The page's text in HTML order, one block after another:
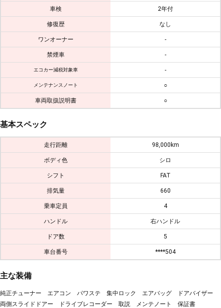
車検 2年付
修復歴 なし
ワンオーナー -
禁煙車 -
エコカー減税対象車 -
メンテナンスノート ○
車両取扱説明書 ○
基本スペック
走行距離 98,000km
ボディ色 シロ
シフト FAT
排気量 660
乗車定員 4
ハンドル 右ハンドル
ドア数 5
車台番号 ****504
主な装備
純正チューナー エアコン パワステ 集中ロック エアバッグ ドアバイザー
両側スライドドアー ドライブレコーダー 取説 メンテノート 保証書